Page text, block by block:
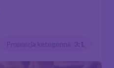
Proporcja ketogenna : 3:1